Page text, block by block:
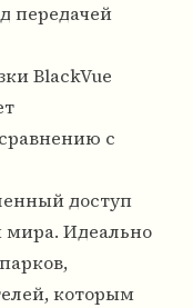
передачей
BlackVue
с
доступ
мира. Идеально
которым